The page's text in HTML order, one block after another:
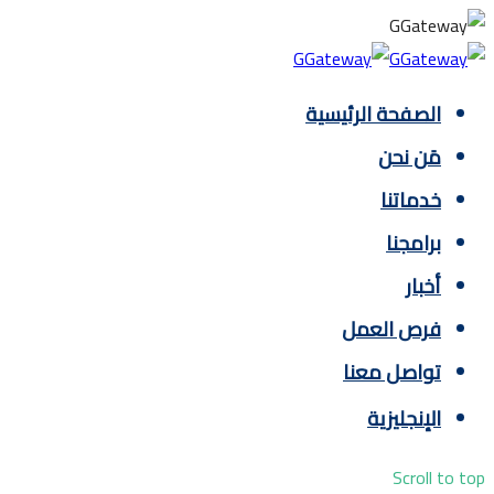
الصفحة الرئيسية
مَن نحن
خدماتنا
برامجنا
أخبار
فرص العمل
تواصل معنا
الإنجليزية
Scroll